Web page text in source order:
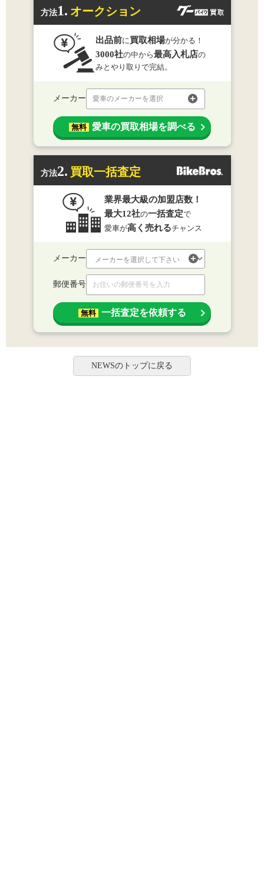
方法1. オークション
出品前に 買取相場が分かる！
3000社の中から最高入札店の
みとやり取りで完結。
メーカー 愛車のメーカーを選択
無料 愛車の買取相場を調べる
方法2. 買取一括査定
業界最大級の加盟店数！
最大12社の一括査定で
愛車が高く売れるチャンス
メーカー
郵便番号
無料 一括査定を依頼する
NEWSのトップに戻る